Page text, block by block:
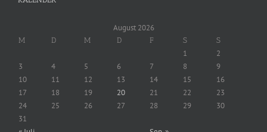
August 2026
M D M D F S S
1
2
3
4 5 6 7 8
9
10
11 12 13 14 15
16
17
18 19 20 21 22
23
24
25 26 27 28 29
30
31